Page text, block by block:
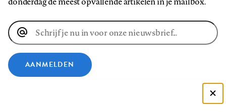
E-
mailadres
AANMELDEN